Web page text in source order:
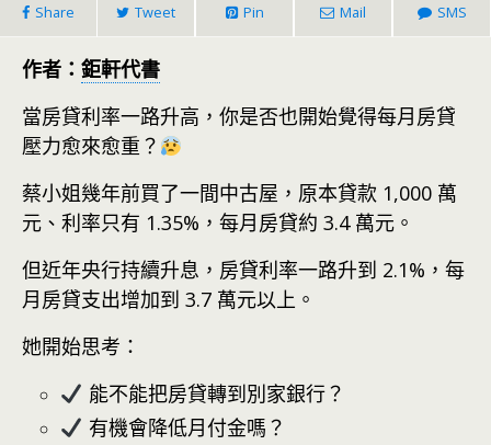
Share Tweet Pin Mail SMS
作者： 鉅軒代書
當房貸利率一路升高，你是否也開始覺得每月房貸
壓力愈來愈重？
蔡小姐幾年前買了一間中古屋，原本貸款 1,000 萬
元、利率只有 1.35%，每月房貸約 3.4 萬元。
但近年央行持續升息，房貸利率一路升到 2.1%，每
月房貸支出增加到 3.7 萬元以上。
她開始思考：
能不能把房貸轉到別家銀行？
有機會降低月付金嗎？